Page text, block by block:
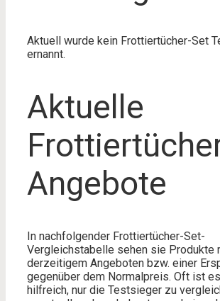
Aktuell wurde kein Frottiertücher-Set
ernannt.
Aktuelle
Angebote
In nachfolgender Frottiertücher-Set-
Vergleichstabelle sehen sie Produkte
derzeitigem Angeboten bzw. einer
gegenüber dem Normalpreis. Oft ist
hilfreich, nur die Testsieger zu